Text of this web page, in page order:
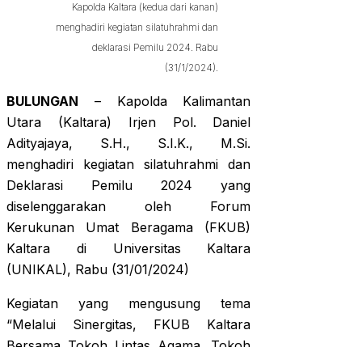
Kapolda Kaltara (kedua dari kanan)
menghadiri kegiatan silatuhrahmi dan
deklarasi Pemilu 2024. Rabu
(31/1/2024).
BULUNGAN – Kapolda Kalimantan
Utara (Kaltara) Irjen Pol. Daniel
Adityajaya, S.H., S.I.K., M.Si.
menghadiri kegiatan silatuhrahmi dan
Deklarasi Pemilu 2024 yang
diselenggarakan oleh Forum
Kerukunan Umat Beragama (FKUB)
Kaltara di Universitas Kaltara
(UNIKAL), Rabu (31/01/2024)
Kegiatan yang mengusung tema
“Melalui Sinergitas, FKUB Kaltara